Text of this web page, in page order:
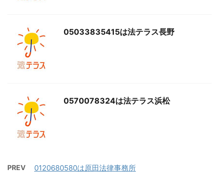
05033835415は法テラス長野
0570078324は法テラス浜松
PREV 0120680580は原田法律事務所